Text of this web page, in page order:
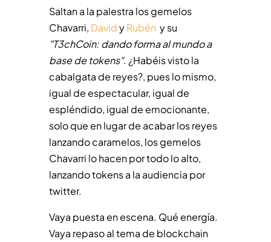
Saltan a la palestra los gemelos
Chavarri, DavidyRubén y su
"T3chCoin: dando forma al mundo a
base de tokens". ¿Habéis visto la
cabalgata de reyes?, pues lo mismo,
igual de espectacular, igual de
espléndido, igual de emocionante,
solo que en lugar de acabar los reyes
lanzando caramelos, los gemelos
Chavarri lo hacen por todo lo alto,
lanzando tokens a la audiencia por
twitter.
Vaya puesta en escena. Qué energía.
Vaya repaso al tema de blockchain